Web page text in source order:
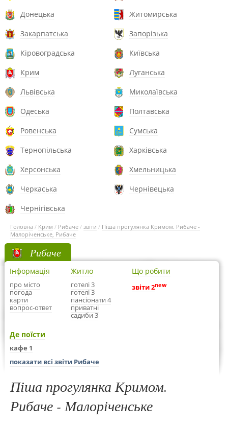
Донецька
Житомирська
Закарпатська
Запорізька
Кіровоградська
Київська
Крим
Луганська
Львівська
Миколаївська
Одеська
Полтавська
Ровенська
Сумська
Тернопільська
Харківська
Херсонська
Хмельницька
Черкаська
Чернівецька
Чернігівська
Головна / Крим / Рибаче / звіти / Піша прогулянка Кримом. Рибаче -
Малоріченське, Рибаче
Рибаче
Інформація
про місто
погода
карти
вопрос-ответ
Житло
готелі 3
готелі 3
пансіонати 4
приватні
садиби 3
Що робити
звіти 2new
Де поїсти
кафе 1
показати всі звіти Рибаче
Піша прогулянка Кримом.
Рибаче - Малоріченське